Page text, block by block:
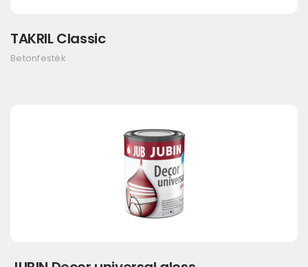
TAKRIL Classic
Betonfesték